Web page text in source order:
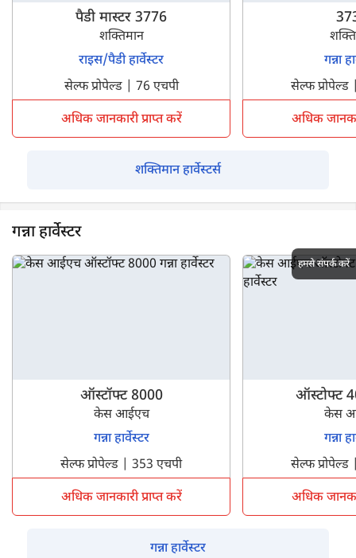
पैडी मास्टर 3776
शक्तिमान
राइस/पैडी हार्वेस्टर
सेल्फ प्रोपेल्ड | 76 एचपी
अधिक जानकारी प्राप्त करें
गन्ना
सेल्फ
अधिक
शक्तिमान हार्वेस्टर्स
गन्ना हार्वेस्टर
ऑस्टॉफ्ट 8000
केस आईएच
गन्ना हार्वेस्टर
सेल्फ प्रोपेल्ड | 353 एचपी
अधिक जानकारी प्राप्त करें
ऑस्टोफ्ट
केस
गन्ना
सेल्फ
अधिक
गन्ना हार्वेस्टर
हमसे संपर्क करें